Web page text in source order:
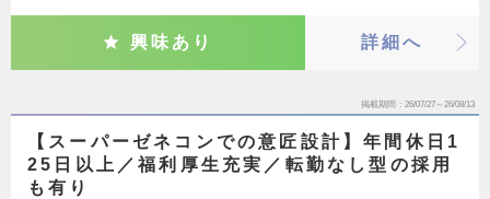
興味あり 詳細へ
掲載期間 26/07/27～26/08/13
【スーパーゼネコンでの意匠設計】年間休日1
25日以上／福利厚生充実／転勤なし型の採用
も有り